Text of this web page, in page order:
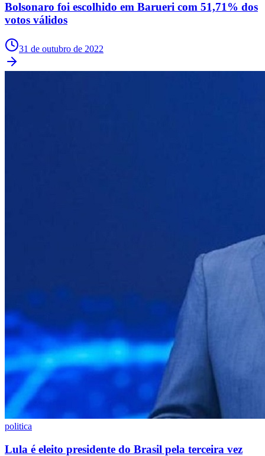
Cruzeiro
Bolsonaro foi escolhido em Barueri com 51,71% dos
votos válidos
31 de outubro de 2022
politica
Lula é eleito presidente do Brasil pela terceira vez